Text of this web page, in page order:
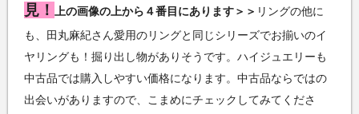
見！
上の画像の上から４番目にあります＞＞ リングの他に
も、田丸麻紀さん愛用のリングと同じシリーズでお揃いのイ
ヤリングも！掘り出し物がありそうです。ハイジュエリーも
中古品では購入しやすい価格になります。中古品ならではの
出会いがありますので、こまめにチェックしてみてくださ